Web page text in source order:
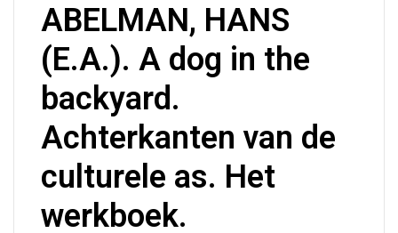
ABELMAN, HANS
(E.A.). A dog in the
backyard.
Achterkanten van de
culturele as. Het
werkboek.